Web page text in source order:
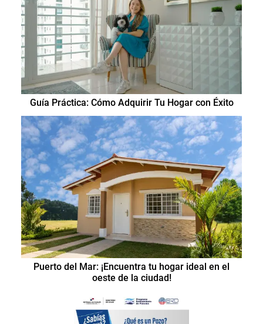
Guía Práctica: Cómo Adquirir Tu Hogar con Éxito
Puerto del Mar: ¡Encuentra tu hogar ideal en el
oeste de la ciudad!